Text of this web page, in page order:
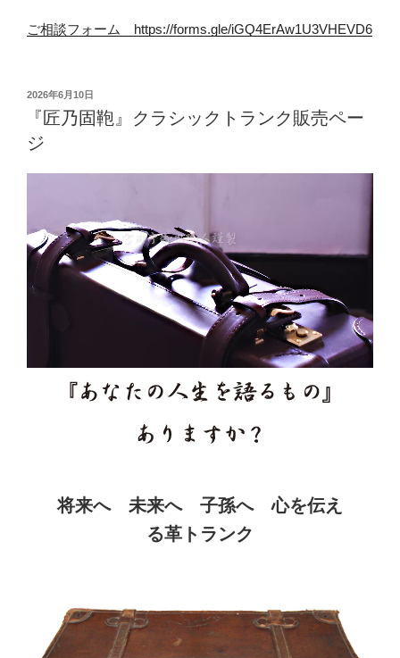
ご相談フォーム https://forms.gle/iGQ4ErAw1U3VHEVD6
投
2026年6月10日
『匠乃固鞄』クラシックトランク販売ペー
ジ
将来へ　未来へ　子孫へ　心を伝え
る革トランク